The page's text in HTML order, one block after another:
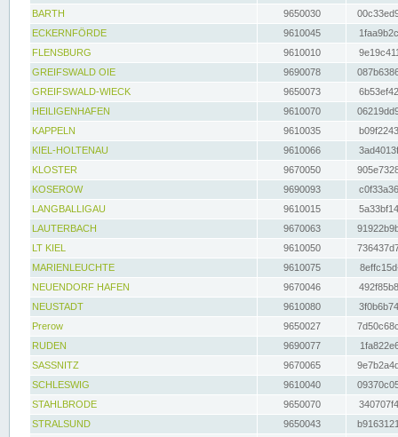
BARTH
9650030
ECKERNFÖRDE
9610045
FLENSBURG
9610010
GREIFSWALD OIE
9690078
GREIFSWALD-WIECK
9650073
HEILIGENHAFEN
9610070
KAPPELN
9610035
KIEL-HOLTENAU
9610066
KLOSTER
9670050
KOSEROW
9690093
LANGBALLIGAU
9610015
LAUTERBACH
9670063
LT KIEL
9610050
MARIENLEUCHTE
9610075
NEUENDORF HAFEN
9670046
NEUSTADT
9610080
Prerow
9650027
RUDEN
9690077
SASSNITZ
9670065
SCHLESWIG
9610040
STAHLBRODE
9650070
STRALSUND
9650043